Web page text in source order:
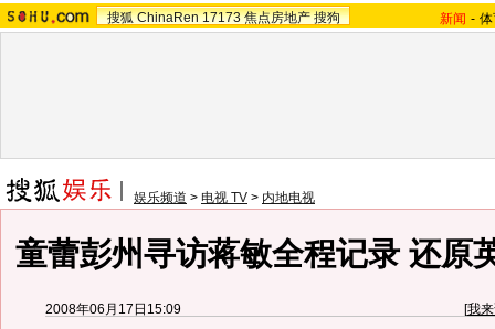
搜狐 ChinaRen 17173 焦点房地产 搜狗 新闻 -
娱乐频道 > 电视 TV > 内地电视
童蕾彭州寻访蒋敏全程记录 还原
2008年06月17日15:09 [我